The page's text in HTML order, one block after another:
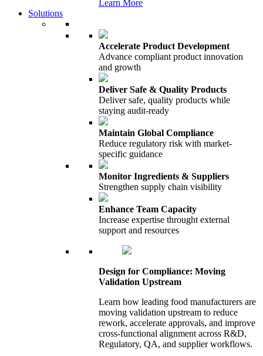
Learn More
Solutions
Accelerate Product Development
Advance compliant product innovation
and growth
Deliver Safe & Quality Products
Deliver safe, quality products while
staying audit-ready
Maintain Global Compliance
Reduce regulatory risk with market-
specific guidance
Monitor Ingredients & Suppliers
Strengthen supply chain visibility
Enhance Team Capacity
Increase expertise throught external
support and resources
Design for Compliance: Moving
Validation Upstream
Learn how leading food manufacturers are
moving validation upstream to reduce
rework, accelerate approvals, and improve
cross-functional alignment across R&D,
Regulatory, QA, and supplier workflows.